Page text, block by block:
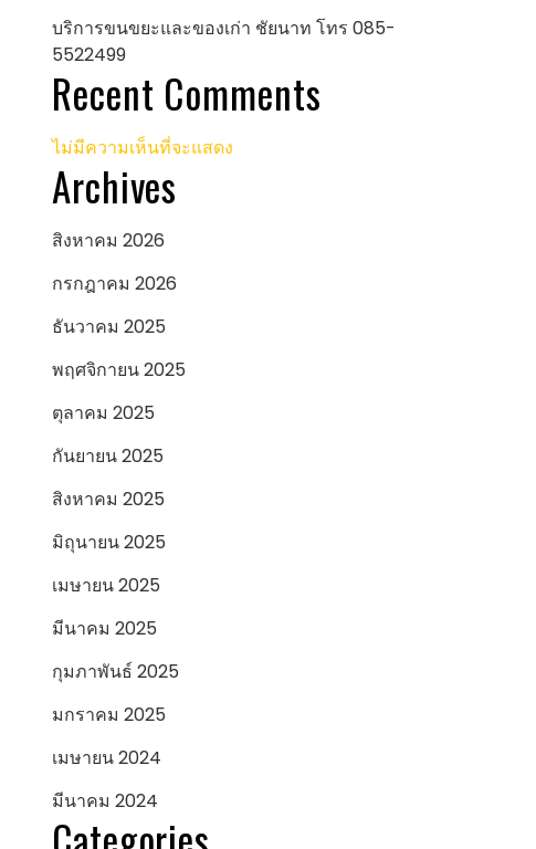
บริการขนขยะและของเก่า ชัยนาท โทร 085-
5522499
Recent Comments
ไม่มีความเห็นที่จะแสดง
Archives
สิงหาคม 2026
กรกฎาคม 2026
ธันวาคม 2025
พฤศจิกายน 2025
ตุลาคม 2025
กันยายน 2025
สิงหาคม 2025
มิถุนายน 2025
เมษายน 2025
มีนาคม 2025
กุมภาพันธ์ 2025
มกราคม 2025
เมษายน 2024
มีนาคม 2024